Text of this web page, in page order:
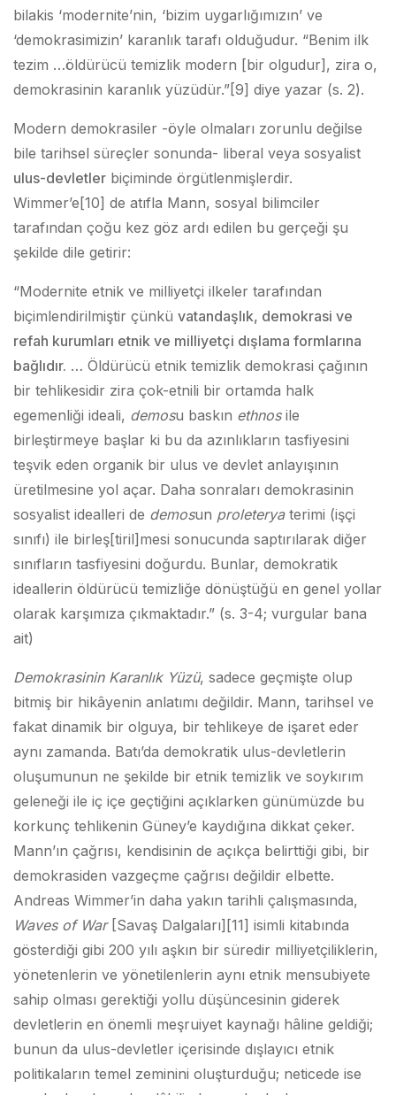
bilakis ‘modernite’nin, ‘bizim uygarlığımızın’ ve
‘demokrasimizin’ karanlık tarafı olduğudur. “Benim ilk
tezim …öldürücü temizlik modern [bir olgudur], zira o,
demokrasinin karanlık yüzüdür.”[9] diye yazar (s. 2).
Modern demokrasiler -öyle olmaları zorunlu değilse
bile tarihsel süreçler sonunda- liberal veya sosyalist
ulus-devletler biçiminde örgütlenmişlerdir.
Wimmer’e [10] de atıfla Mann, sosyal bilimciler
tarafından çoğu kez göz ardı edilen bu gerçeği şu
şekilde dile getirir:
“Modernite etnik ve milliyetçi ilkeler tarafından
biçimlendirilmiştir çünkü vatandaşlık, demokrasi ve
refah kurumları etnik ve milliyetçi dışlama formlarına
bağlıdır. … Öldürücü etnik temizlik demokrasi çağının
bir tehlikesidir zira çok-etnili bir ortamda halk
egemenliği ideali, demosu baskın ethnosile
birleştirmeye başlar ki bu da azınlıkların tasfiyesini
teşvik eden organik bir ulus ve devlet anlayışının
üretilmesine yol açar. Daha sonraları demokrasinin
sosyalist idealleri de demosun proleterya terimi (işçi
sınıfı) ile birleş[tiril]mesi sonucunda saptırılarak diğer
sınıfların tasfiyesini doğurdu. Bunlar, demokratik
ideallerin öldürücü temizliğe dönüştüğü en genel yollar
olarak karşımıza çıkmaktadır.” (s. 3-4; vurgular bana
ait)
Demokrasinin Karanlık Yüzü, sadece geçmişte olup
bitmiş bir hikâyenin anlatımı değildir. Mann, tarihsel ve
fakat dinamik bir olguya, bir tehlikeye de işaret eder
aynı zamanda. Batı’da demokratik ulus-devletlerin
oluşumunun ne şekilde bir etnik temizlik ve soykırım
geleneği ile iç içe geçtiğini açıklarken günümüzde bu
korkunç tehlikenin Güney’e kaydığına dikkat çeker.
Mann’ın çağrısı, kendisinin de açıkça belirttiği gibi, bir
demokrasiden vazgeçme çağrısı değildir elbette.
Andreas Wimmer’in daha yakın tarihli çalışmasında,
Waves of War[Savaş Dalgaları] [11] isimli kitabında
gösterdiği gibi 200 yılı aşkın bir süredir milliyetçiliklerin,
yönetenlerin ve yönetilenlerin aynı etnik mensubiyete
sahip olması gerektiği yollu düşüncesinin giderek
devletlerin en önemli meşruiyet kaynağı hâline geldiği;
bunun da ulus-devletler içerisinde dışlayıcı etnik
politikaların temel zeminini oluşturduğu; neticede ise